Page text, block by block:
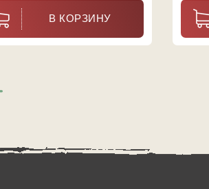
В КОРЗИНУ